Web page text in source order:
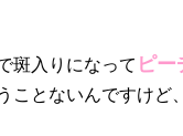
斑入りになって ピー
ことないんですけど、